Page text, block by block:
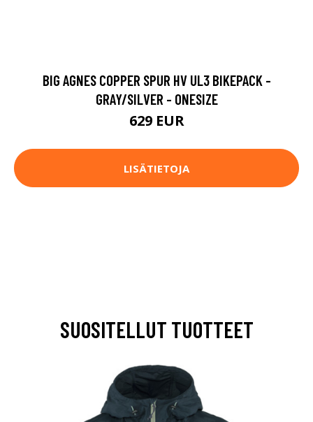
BIG AGNES COPPER SPUR HV UL3 BIKEPACK -
GRAY/SILVER - ONESIZE
629 EUR
LISÄTIETOJA
SUOSITELLUT TUOTTEET